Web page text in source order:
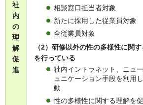
社
内
の
理
解
促
進
相談窓口担当者対象
新たに採用した従業員対象
全従業員対象
（2）研修以外の性の多様性に関
を行っている
社内イントラネット、ニュ
ュニケーション手段を利用
動
性の多様性に関する理解を